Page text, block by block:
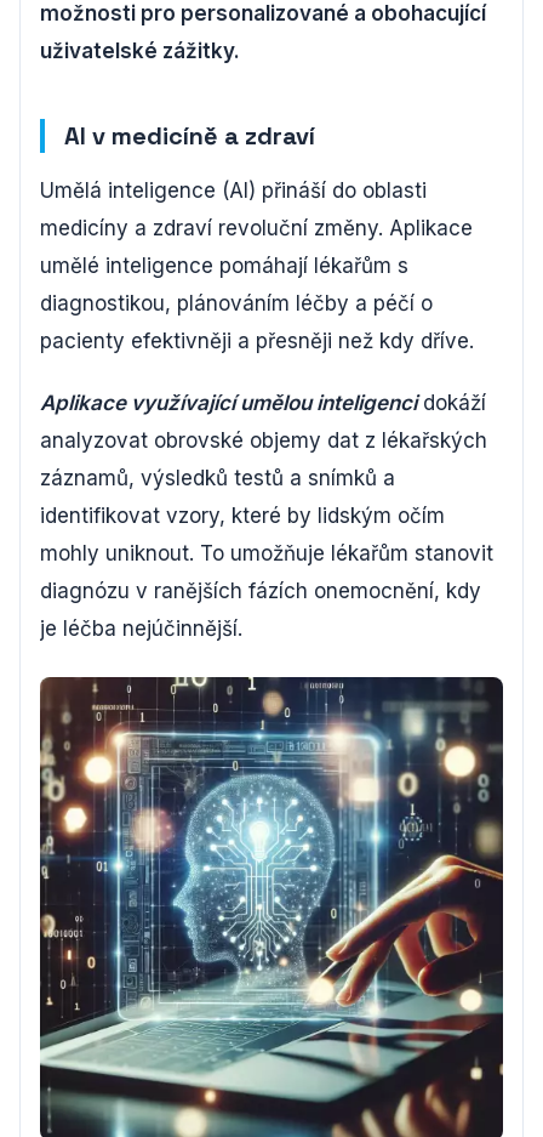
možnosti pro personalizované a obohacující
uživatelské zážitky.
AI v medicíně a zdraví
Umělá inteligence (AI) přináší do oblasti
medicíny a zdraví revoluční změny. Aplikace
umělé inteligence pomáhají lékařům s
diagnostikou, plánováním léčby a péčí o
pacienty efektivněji a přesněji než kdy dříve.
Aplikace využívající umělou inteligencidokáží
analyzovat obrovské objemy dat z lékařských
záznamů, výsledků testů a snímků a
identifikovat vzory, které by lidským očím
mohly uniknout. To umožňuje lékařům stanovit
diagnózu v ranějších fázích onemocnění, kdy
je léčba nejúčinnější.